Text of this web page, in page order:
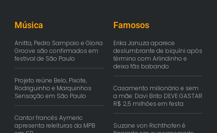
Música
Anitta, Pedro Sampaio e Gloria
Groove são confirmados em
festival de São Paulo
Projeto reúne Belo, Pixote,
Rodriguinho e Marquinhos
Sensação em São Paulo
Cantor francês Aymeric
apresenta releituras da MPB
Famosos
Erika Januza aparece
deslumbrante de biquíni após
término com Arlindinho e
deixa fãs babando
Casamento milionário e sem
a mãe: Davi Brito DEVE GASTAR
R$ 2,5 milhões em festa
Suzane von Richthofen é